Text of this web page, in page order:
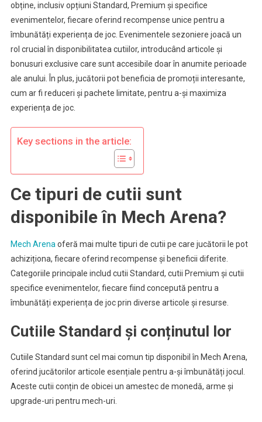
Crates:
Evenimente
Sezoniere
Și
Oferte
Speciale
obține, inclusiv opțiuni Standard, Premium și specifice
evenimentelor, fiecare oferind recompense unice pentru a
îmbunătăți experiența de joc. Evenimentele sezoniere joacă un
rol crucial în disponibilitatea cutiilor, introducând articole și
bonusuri exclusive care sunt accesibile doar în anumite perioade
ale anului. În plus, jucătorii pot beneficia de promoții interesante,
cum ar fi reduceri și pachete limitate, pentru a-și maximiza
experiența de joc.
Key sections in the article:
Ce tipuri de cutii sunt
disponibile în Mech Arena?
Mech Arenaoferă mai multe tipuri de cutii pe care jucătorii le pot
achiziționa, fiecare oferind recompense și beneficii diferite.
Categoriile principale includ cutii Standard, cutii Premium și cutii
specifice evenimentelor, fiecare fiind concepută pentru a
îmbunătăți experiența de joc prin diverse articole și resurse.
Cutiile Standard și conținutul lor
Cutiile Standard sunt cel mai comun tip disponibil în Mech Arena,
oferind jucătorilor articole esențiale pentru a-și îmbunătăți jocul.
Aceste cutii conțin de obicei un amestec de monedă, arme și
upgrade-uri pentru mech-uri.